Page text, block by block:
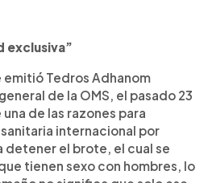
exclusiva”
Tedros Adhanom
de la OMS, el pasado 23
de las razones para
internacional por
detener el brote, el cual se
tienen sexo con hombres, lo